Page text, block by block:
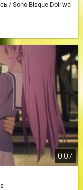
/ Sono Bisque Doll wa
0:07